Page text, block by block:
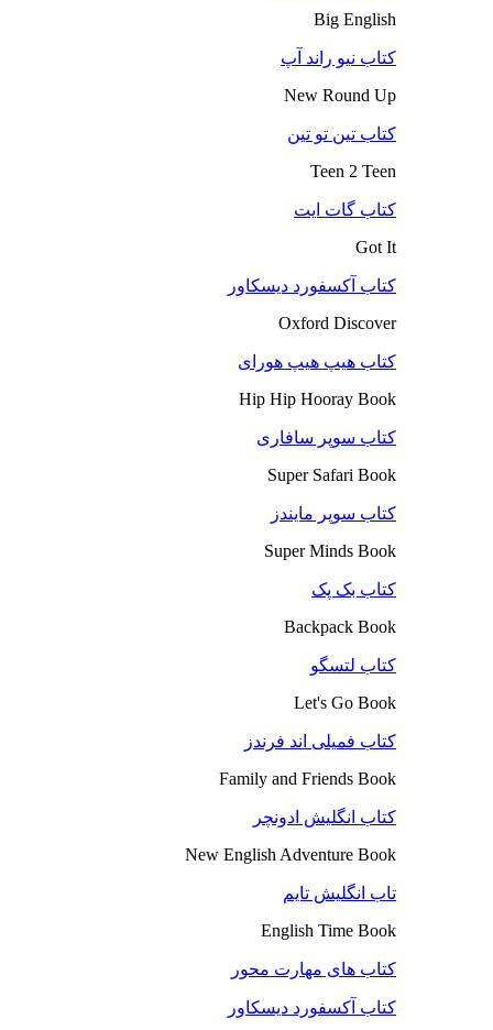
Big English
کتاب نیو راند آپ
New Round Up
کتاب تین تو تین
Teen 2 Teen
کتاب گات ایت
Got It
کتاب آکسفورد دیسکاور
Oxford Discover
کتاب هیپ هیپ هورای
Hip Hip Hooray Book
کتاب سوپر سافاری
Super Safari Book
کتاب سوپر مایندز
Super Minds Book
کتاب بک پک
Backpack Book
کتاب لتسگو
Let's Go Book
کتاب فمیلی اند فرندز
Family and Friends Book
کتاب انگلیش ادونچر
New English Adventure Book
تاب انگلیش تایم
English Time Book
کتاب های مهارت محور
کتاب آکسفورد دیسکاور